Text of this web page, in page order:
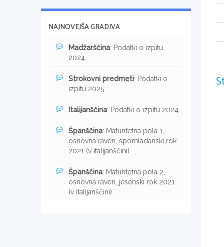
NAJNOVEJŠA GRADIVA
Madžarščina: Podatki o izpitu
2024
Strokovni predmeti: Podatki o
izpitu 2025
Italijanščina: Podatki o izpitu 2024
Španščina: Maturitetna pola 1,
osnovna raven, spomladanski rok
2021 (v italijanščini)
Španščina: Maturitetna pola 2,
osnovna raven, jesenski rok 2021
(v italijanščini)